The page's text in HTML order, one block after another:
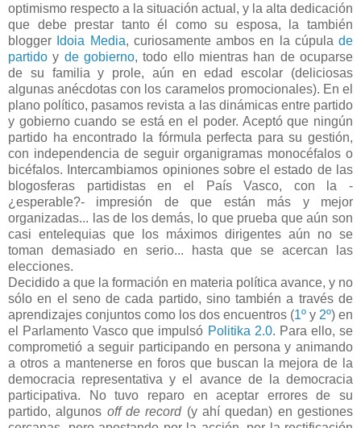
optimismo respecto a la situación actual, y la alta dedicación
que debe prestar tanto él como su esposa, la también
blogger Idoia Media, curiosamente ambos en la cúpula de
partido y de gobierno, todo ello mientras han de ocuparse
de su familia y prole, aún en edad escolar (deliciosas
algunas anécdotas con los caramelos promocionales). En el
plano político, pasamos revista a las dinámicas entre partido
y gobierno cuando se está en el poder. Aceptó que ningún
partido ha encontrado la fórmula perfecta para su gestión,
con independencia de seguir organigramas monocéfalos o
bicéfalos. Intercambiamos opiniones sobre el estado de las
blogosferas partidistas en el País Vasco, con la -
¿esperable?- impresión de que están más y mejor
organizadas... las de los demás, lo que prueba que aún son
casi entelequias que los máximos dirigentes aún no se
toman demasiado en serio... hasta que se acercan las
elecciones.
Decidido a que la formación en materia política avance, y no
sólo en el seno de cada partido, sino también a través de
aprendizajes conjuntos como los dos encuentros (1º y 2º) en
el Parlamento Vasco que impulsó Politika 2.0. Para ello, se
comprometió a seguir participando en persona y animando
a otros a mantenerse en foros que buscan la mejora de la
democracia representativa y el avance de la democracia
participativa. No tuvo reparo en aceptar errores de su
partido, algunos off de record(y ahí quedan) en gestiones